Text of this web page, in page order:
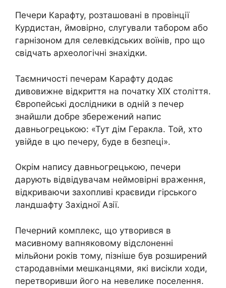
Печери Карафту, розташовані в провінції
Курдистан, ймовірно, слугували табором або
гарнізоном для селевкідських воїнів, про що
свідчать археологічні знахідки.
Таємничості печерам Карафту додає
дивовижне відкриття на початку XIX століття.
Європейські дослідники в одній з печер
знайшли добре збережений напис
давньогрецькою: «Тут дім Геракла. Той, хто
увійде в цю печеру, буде в безпеці».
Окрім напису давньогрецькою, печери
дарують відвідувачам неймовірні враження,
відкриваючи захопливі краєвиди гірського
ландшафту Західної Азії.
Печерний комплекс, що утворився в
масивному вапняковому відслоненні
мільйони років тому, пізніше був розширений
стародавніми мешканцями, які висікли ходи,
перетворивши його на невелике поселення.